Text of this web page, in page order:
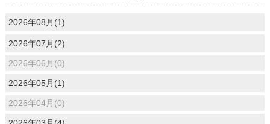
2026年08月(1)
2026年07月(2)
2026年06月(0)
2026年05月(1)
2026年04月(0)